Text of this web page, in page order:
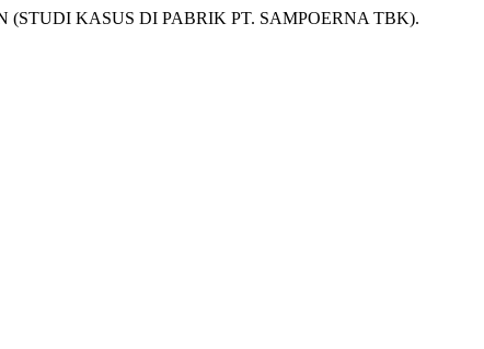
KASUS DI PABRIK PT. SAMPOERNA TBK).